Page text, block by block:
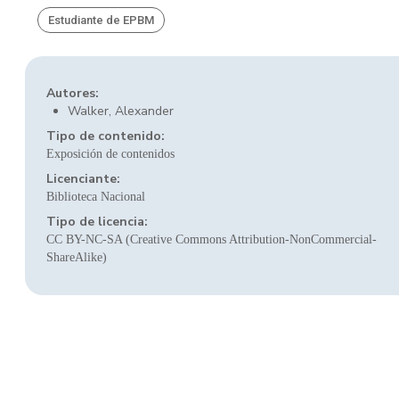
Estudiante de EPBM
Autores:
Walker, Alexander
Tipo de contenido:
Exposición de contenidos
Licenciante:
Biblioteca Nacional
Tipo de licencia:
CC BY-NC-SA (Creative Commons Attribution-NonCommercial-
ShareAlike)